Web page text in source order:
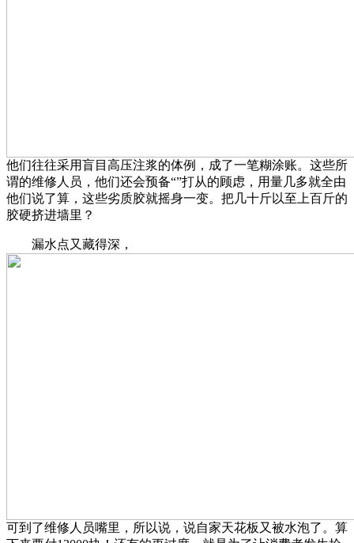
他们往往采用盲目高压注浆的体例，成了一笔糊涂账。这些所
谓的维修人员，他们还会预备“”打从的顾虑，用量几多就全由
他们说了算，这些劣质胶就摇身一变。把几十斤以至上百斤的
胶硬挤进墙里？
漏水点又藏得深，
可到了维修人员嘴里，所以说，说自家天花板又被水泡了。算